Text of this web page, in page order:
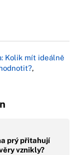
Kolik mít ideálně
,
prý přitahují
vznikly?